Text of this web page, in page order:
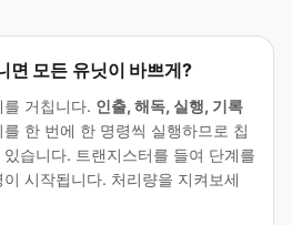
면 모든 유닛이 바쁘게?
거칩니다. 인출, 해독, 실행, 기록
한 번에 한 명령씩 실행하므로 칩
습니다. 트랜지스터를 들여 단계를
시작됩니다. 처리량을 지켜보세